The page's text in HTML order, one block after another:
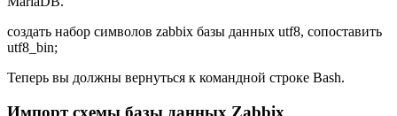
создать набор символов zabbix базы данных utf8, сопоставить
utf8_bin;
Теперь вы должны вернуться к командной строке Bash.
Импорт схемы базы данных Zabbix